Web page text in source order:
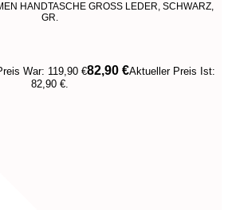
HANDTASCHE GROSS LEDER, SCHWARZ,
GR.
War: 119,90 €82,90 €Aktueller Preis Ist:
82,90 €.